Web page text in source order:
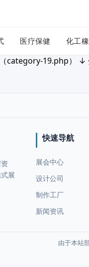
医疗保健 化工
（category-19.php
展
快速导航
展会中心
设计公司
制作工厂
新闻资讯
由于本站